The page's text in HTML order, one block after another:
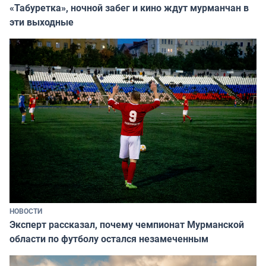
«Табуретка», ночной забег и кино ждут мурманчан в
эти выходные
НОВОСТИ
Эксперт рассказал, почему чемпионат Мурманской
области по футболу остался незамеченным